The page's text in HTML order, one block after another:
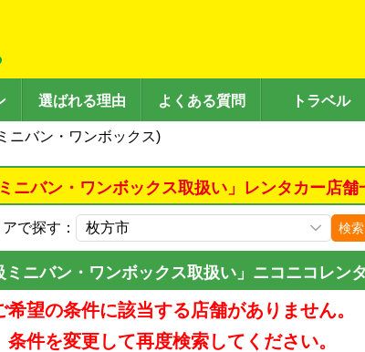
選ばれる理由 よくある質問 トラベル
ニバン・ワンボックス)
ニバン・ワンボックス取扱い」レンタカー店舗
で探す： 検索
ミニバン・ワンボックス取扱い」ニコニコレン
希望の条件に該当する店舗がありません。
条件を変更して再度検索してください。